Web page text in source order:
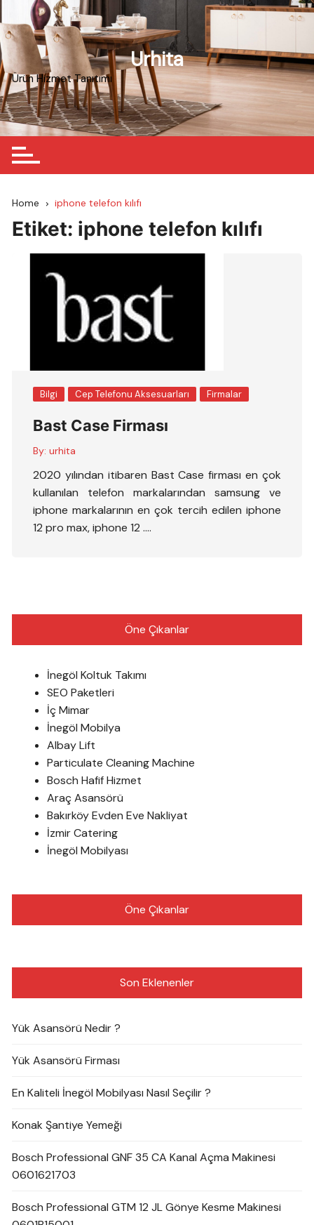
to
content
Urhita
Ürün Hizmet Tanıtımı
Home iphone telefon kılıfı
Etiket: iphone telefon kılıfı
Bilgi Cep Telefonu Aksesuarları Firmalar
Bast Case Firması
By: urhita
2020 yılından itibaren Bast Case firması en çok
kullanılan telefon markalarından samsung ve
iphone markalarının en çok tercih edilen iphone
12 pro max, iphone 12 ….
Öne Çıkanlar
İnegöl Koltuk Takımı
SEO Paketleri
İç Mimar
İnegöl Mobilya
Albay Lift
Particulate Cleaning Machine
Bosch Hafif Hizmet
Araç Asansörü
Bakırköy Evden Eve Nakliyat
İzmir Catering
İnegöl Mobilyası
Öne Çıkanlar
Son Eklenenler
Yük Asansörü Nedir ?
Yük Asansörü Firması
En Kaliteli İnegöl Mobilyası Nasıl Seçilir ?
Konak Şantiye Yemeği
Bosch Professional GNF 35 CA Kanal Açma Makinesi
0601621703
Bosch Professional GTM 12 JL Gönye Kesme Makinesi